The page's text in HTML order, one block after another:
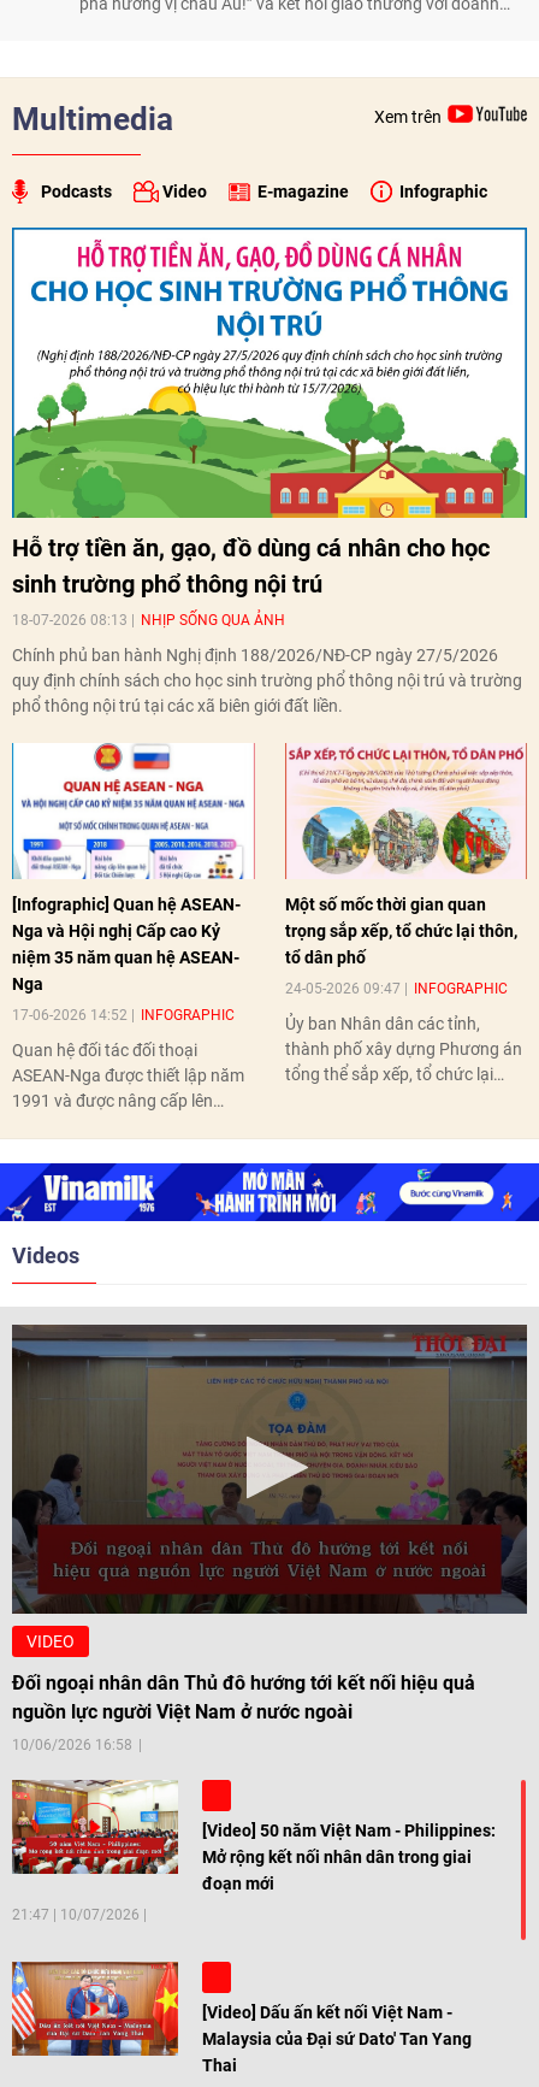
phá hương vị châu Âu!” và kết nối giao thương với doanh
Multimedia Xem trên
Podcasts Video E-magazine Infographic
Hỗ trợ tiền ăn, gạo, đồ dùng cá nhân cho học
sinh trường phổ thông nội trú
18-07-2026 08:13 NHỊP SỐNG QUA ẢNH
Chính phủ ban hành Nghị định 188/2026/NĐ-CP ngày 27/5/2026
quy định chính sách cho học sinh trường phổ thông nội trú và trường
phổ thông nội trú tại các xã biên giới đất liền.
[Infographic] Quan hệ ASEAN-
Nga và Hội nghị Cấp cao Kỷ
niệm 35 năm quan hệ ASEAN-
Nga
17-06-2026 14:52 INFOGRAPHIC
Quan hệ đối tác đối thoại
ASEAN-Nga được thiết lập năm
1991 và được nâng cấp lên
nghị Cấp cao vào các năm 2005,
2010, 2016, 2018, 2021.
Một số mốc thời gian quan
trọng sắp xếp, tổ chức lại thôn,
tổ dân phố
24-05-2026 09:47 INFOGRAPHIC
Ủy ban Nhân dân các tỉnh,
thành phố xây dựng Phương án
tổng thể sắp xếp, tổ chức lại
Videos
VIDEO
Đối ngoại nhân dân Thủ đô hướng tới kết nối hiệu quả
nguồn lực người Việt Nam ở nước ngoài
10/06/2026 16:58
[Video] 50 năm Việt Nam - Philippines:
Mở rộng kết nối nhân dân trong giai
đoạn mới
21:47 10/07/2026
[Video] Dấu ấn kết nối Việt Nam -
Malaysia của Đại sứ Dato' Tan Yang
Thai